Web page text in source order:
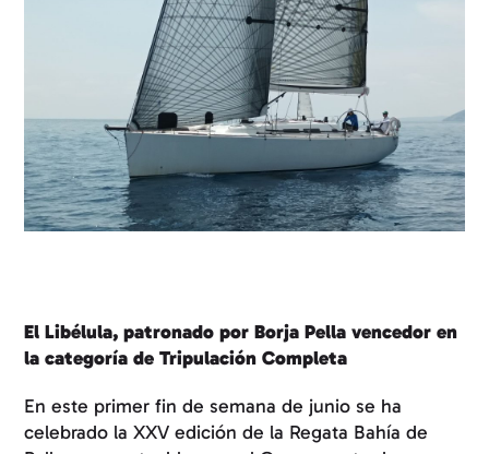
El Libélula, patronado por Borja Pella vencedor en
la categoría de Tripulación Completa
En este primer fin de semana de junio se ha
celebrado la XXV edición de la Regata Bahía de